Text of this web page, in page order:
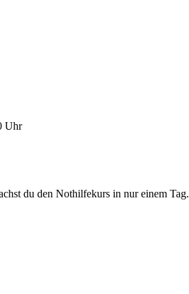
Uhr
du den Nothilfekurs in nur einem Tag.